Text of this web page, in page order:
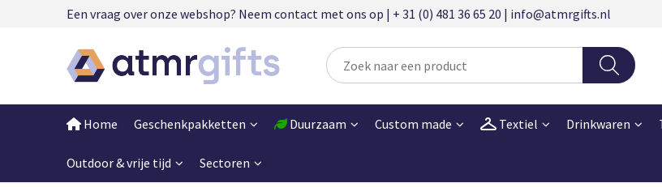
Een vraag over onze webshop? Neem contact met ons op | + 31 (0) 481 36 65 20 | info@atmrgifts.nl
Home Geschenkpakketten Duurzaam Custom made Textiel Drinkwaren
Outdoor & vrije tijd Sectoren